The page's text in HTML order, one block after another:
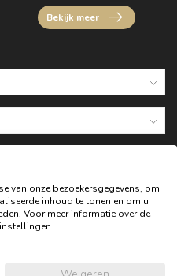
Bekijk meer
van onze bezoekersgegevens, om
inhoud te tonen en om u
Voor meer informatie over de